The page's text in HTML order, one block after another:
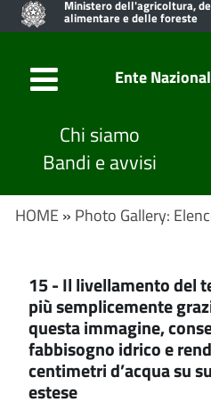
Ministero dell'agricoltura,
alimentare e delle foreste
Ente
Chi siamo
Bandi e avvisi
HOME » Photo Gallery:
15 - Il livellamento del
più semplicemente
questa immagine,
fabbisogno idrico e
centimetri d’acqua su
estese